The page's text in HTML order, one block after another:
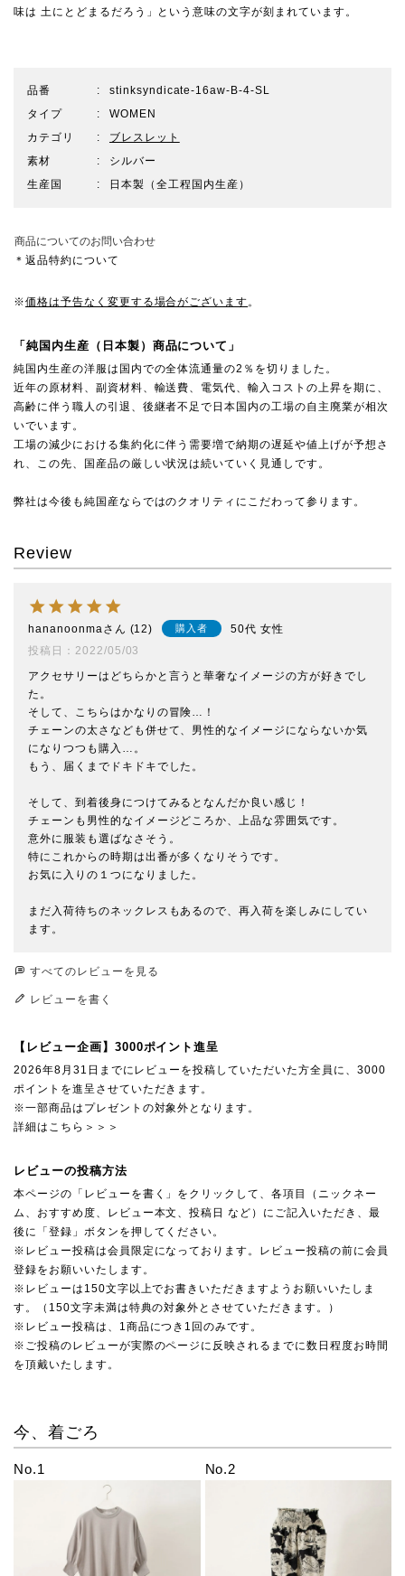
味は 土にとどまるだろう」という意味の文字が刻まれています。
品番
stinksyndicate-16aw-B-4-SL
タイプ
WOMEN
カテゴリ
ブレスレット
素材
シルバー
生産国
日本製（全工程国内生産）
商品についてのお問い合わせ
＊返品特約について
※価格は予告なく変更する場合がございます。
「純国内生産（日本製）商品について」
純国内生産の洋服は国内での全体流通量の2％を切りました。
近年の原材料、副資材料、輸送費、電気代、輸入コストの上昇を期に、
高齢に伴う職人の引退、後継者不足で日本国内の工場の自主廃業が相次
いでいます。
工場の減少における集約化に伴う需要増で納期の遅延や値上げが予想さ
れ、この先、国産品の厳しい状況は続いていく見通しです。
弊社は今後も純国産ならではのクオリティにこだわって参ります。
Review
hananoonma 12 購入者 50代 女性
投稿日
2022/05/03
アクセサリーはどちらかと言うと華奢なイメージの方が好きでし
た。
そして、こちらはかなりの冒険…！
チェーンの太さなども併せて、男性的なイメージにならないか気
になりつつも購入…。
もう、届くまでドキドキでした。
そして、到着後身につけてみるとなんだか良い感じ！
チェーンも男性的なイメージどころか、上品な雰囲気です。
意外に服装も選ばなさそう。
特にこれからの時期は出番が多くなりそうです。
お気に入りの１つになりました。
まだ入荷待ちのネックレスもあるので、再入荷を楽しみにしてい
ます。
すべてのレビューを見る
レビューを書く
【レビュー企画】3000ポイント進呈
2026年8月31日までにレビューを投稿していただいた方全員に、3000
ポイントを進呈させていただきます。
※一部商品はプレゼントの対象外となります。
詳細はこちら＞＞＞
レビューの投稿方法
本ページの「レビューを書く」をクリックして、各項目（ニックネー
ム、おすすめ度、レビュー本文、投稿日 など）にご記入いただき、最
後に「登録」ボタンを押してください。
※レビュー投稿は会員限定になっております。レビュー投稿の前に会員
登録をお願いいたします。
※レビューは150文字以上でお書きいただきますようお願いいたしま
す。（150文字未満は特典の対象外とさせていただきます。）
※レビュー投稿は、1商品につき1回のみです。
※ご投稿のレビューが実際のページに反映されるまでに数日程度お時間
を頂戴いたします。
今、着ごろ
No.1 No.2